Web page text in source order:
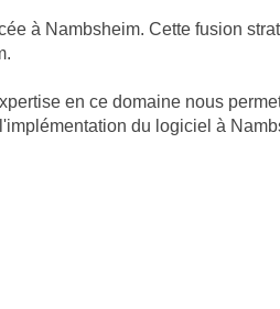
à Nambsheim. Cette fusion
en ce domaine nous
du logiciel à